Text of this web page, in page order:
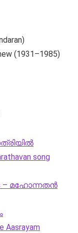
(1931–1985)
song
– മഹോന്നതൻ